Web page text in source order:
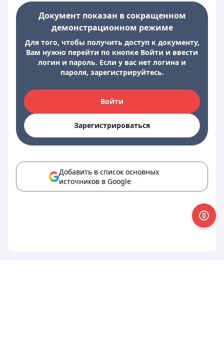
Документ показан в сокращенном
демонстрационном режиме
Для того, чтобы получить доступ к документу,
Вам нужно перейти по кнопке Войти и ввести
логин и пароль. Если у вас нет логина и
пароля, зарегистрируйтесь.
Войти
Зарегистрироваться
Добавить в список основных
источников в Google